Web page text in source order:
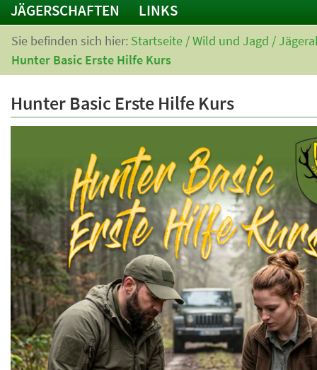
JÄGERSCHAFTEN
LINKS
Sie befinden sich hier: Startseite /Wild und Jagd /
Hunter Basic Erste Hilfe Kurs
Hunter Basic Erste Hilfe Kurs